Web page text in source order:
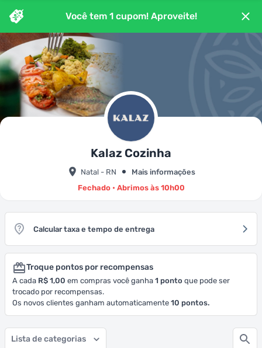
Você tem 1 cupom! Aproveite!
Kalaz Cozinha
Natal - RN
Mais informações
Fechado • Abrimos às 10h00
Calcular taxa e tempo de entrega
Troque pontos por recompensas
A cada R$ 1,00 em compras você ganha 1 ponto que pode ser
trocado por recompensas.
Os novos clientes ganham automaticamente 10 pontos.
Lista de categorias